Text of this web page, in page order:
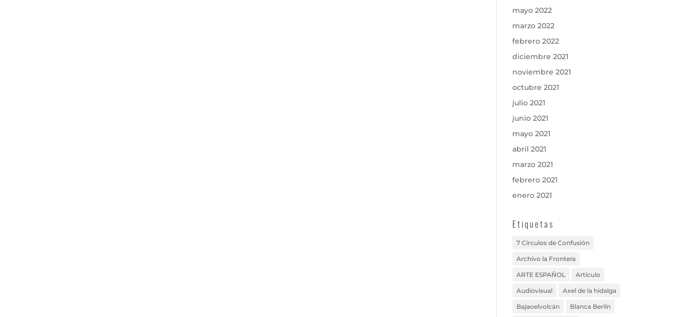
mayo 2022
marzo 2022
febrero 2022
diciembre 2021
noviembre 2021
octubre 2021
julio 2021
junio 2021
mayo 2021
abril 2021
marzo 2021
febrero 2021
enero 2021
Etiquetas
7 Círculos de Confusión
Archivo la Frontera
ARTE ESPAÑOL Artículo
Audiovisual Axel de la hidalga
Bajaoelvolcán Blanca Berlín